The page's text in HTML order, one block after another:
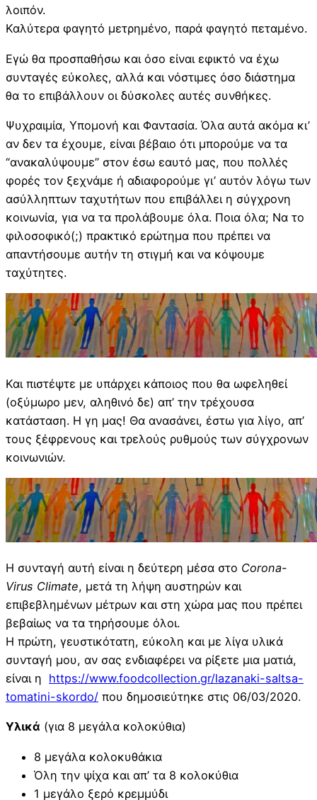
λοιπόν.
Καλύτερα φαγητό μετρημένο, παρά φαγητό πεταμένο.
Εγώ θα προσπαθήσω και όσο είναι εφικτό να έχω
συνταγές εύκολες, αλλά και νόστιμες όσο διάστημα
θα το επιβάλλουν οι δύσκολες αυτές συνθήκες.
Ψυχραιμία, Υπομονή και Φαντασία. Όλα αυτά ακόμα κι’
αν δεν τα έχουμε, είναι βέβαιο ότι μπορούμε να τα
“ανακαλύψουμε” στον έσω εαυτό μας, που πολλές
φορές τον ξεχνάμε ή αδιαφορούμε γι’ αυτόν λόγω των
ασύλληπτων ταχυτήτων που επιβάλλει η σύγχρονη
κοινωνία, για να τα προλάβουμε όλα. Ποια όλα; Να το
φιλοσοφικό(;) πρακτικό ερώτημα που πρέπει να
απαντήσουμε αυτήν τη στιγμή και να κόψουμε
ταχύτητες.
Και πιστέψτε με υπάρχει κάποιος που θα ωφεληθεί
(οξύμωρο μεν, αληθινό δε) απ’ την τρέχουσα
κατάσταση. Η γη μας! Θα ανασάνει, έστω για λίγο, απ’
τους ξέφρενους και τρελούς ρυθμούς των σύγχρονων
κοινωνιών.
Η συνταγή αυτή είναι η δεύτερη μέσα στο Corona-
Virus Climate, μετά τη λήψη αυστηρών και
επιβεβλημένων μέτρων και στη χώρα μας που πρέπει
βεβαίως να τα τηρήσουμε όλοι.
Η πρώτη, γευστικότατη, εύκολη και με λίγα υλικά
συνταγή μου, αν σας ενδιαφέρει να ρίξετε μια ματιά,
είναι η https://www.foodcollection.gr/lazanaki-saltsa-
tomatini-skordo/ που δημοσιεύτηκε στις 06/03/2020.
Υλικά (για 8 μεγάλα κολοκύθια)
8 μεγάλα κολοκυθάκια
Όλη την ψίχα και απ’ τα 8 κολοκύθια
1 μεγάλο ξερό κρεμμύδι